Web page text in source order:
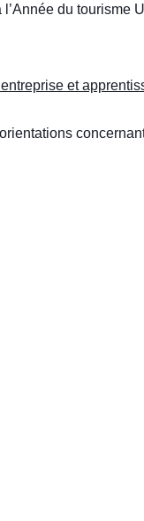
du tourisme
et